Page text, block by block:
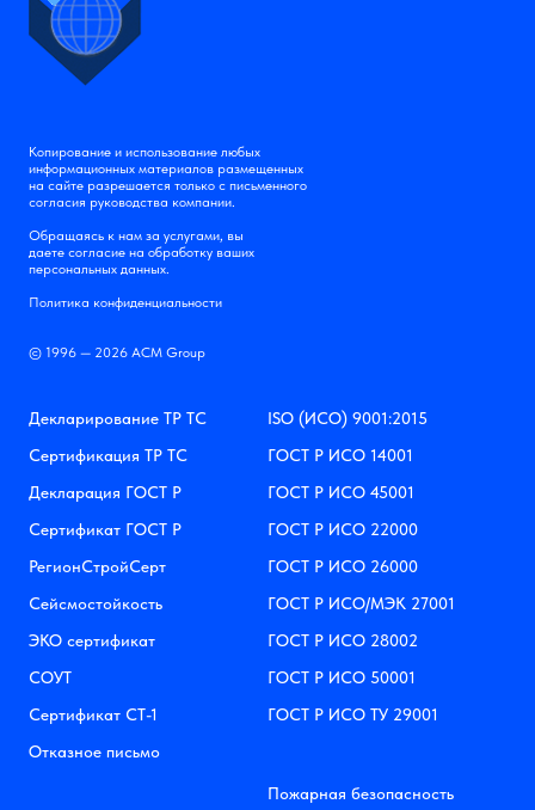
Копирование и использование любых
информационных материалов размещенных
на сайте разрешается только с письменного
согласия руководства компании.
Обращаясь к нам за услугами, вы
даете согласие на обработку ваших
персональных данных.
Политика конфиденциальности
© 1996 — 2026 АСМ Group
Декларирование ТР ТС
Сертификация ТР ТС
Декларация ГОСТ Р
Сертификат ГОСТ Р
РегионСтройСерт
Сейсмостойкость
ЭКО сертификат
СОУТ
Сертификат СТ-1
Отказное письмо
ISO (ИСО) 9001:2015
ГОСТ Р ИСО 14001
ГОСТ Р ИСО 45001
ГОСТ Р ИСО 22000
ГОСТ Р ИСО 26000
ГОСТ Р ИСО/МЭК 27001
ГОСТ Р ИСО 28002
ГОСТ Р ИСО 50001
ГОСТ Р ИСО ТУ 29001
Пожарная безопасность